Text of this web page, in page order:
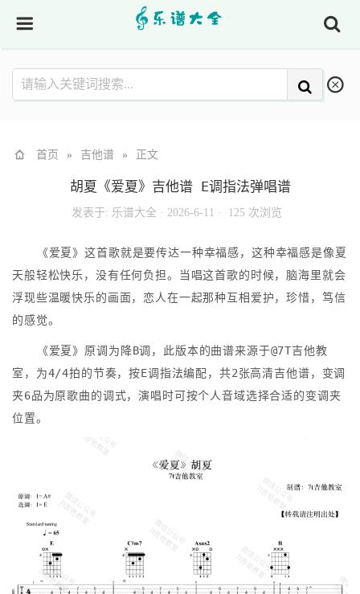
首页 » 吉他谱 » 正文
胡夏《爱夏》吉他谱 E调指法弹唱谱
发表于: 乐谱大全 · 2026-6-11 · 125 次浏览
《爱夏》这首歌就是要传达一种幸福感，这种幸福感是像夏
天般轻松快乐，没有任何负担。当唱这首歌的时候，脑海里就会
浮现些温暖快乐的画面，恋人在一起那种互相爱护，珍惜，笃信
的感觉。
《爱夏》原调为降B调，此版本的曲谱来源于@7T吉他教
室，为4/4拍的节奏，按E调指法编配，共2张高清吉他谱，变调
夹6品为原歌曲的调式，演唱时可按个人音域选择合适的变调夹
位置。